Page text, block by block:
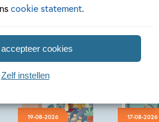
cookie statement.
cookies
Zelf instellen
19-08-2026 17-08-2026